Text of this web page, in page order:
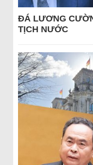
ĐÁ LƯƠNG
TỊCH NƯỚC